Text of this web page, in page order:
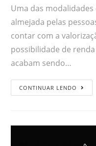
Uma das
almejada pelas
contar com a
possibilidade de
acabam sendo…
CONTINUAR LENDO